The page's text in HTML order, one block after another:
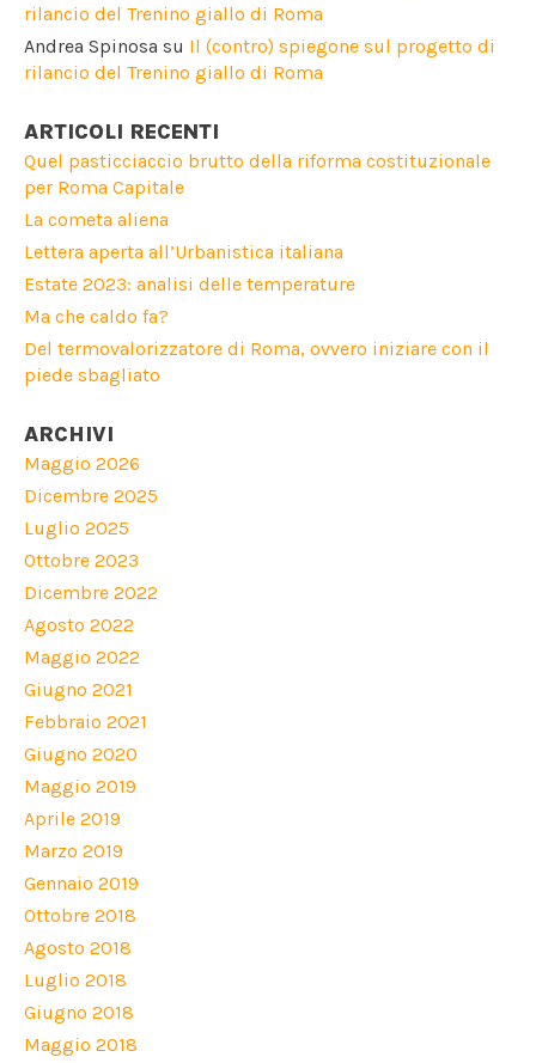
rilancio del Trenino giallo di Roma
Andrea Spinosa su Il (contro) spiegone sul progetto di
rilancio del Trenino giallo di Roma
ARTICOLI RECENTI
Quel pasticciaccio brutto della riforma costituzionale
per Roma Capitale
La cometa aliena
Lettera aperta all’Urbanistica italiana
Estate 2023: analisi delle temperature
Ma che caldo fa?
Del termovalorizzatore di Roma, ovvero iniziare con il
piede sbagliato
ARCHIVI
Maggio 2026
Dicembre 2025
Luglio 2025
Ottobre 2023
Dicembre 2022
Agosto 2022
Maggio 2022
Giugno 2021
Febbraio 2021
Giugno 2020
Maggio 2019
Aprile 2019
Marzo 2019
Gennaio 2019
Ottobre 2018
Agosto 2018
Luglio 2018
Giugno 2018
Maggio 2018